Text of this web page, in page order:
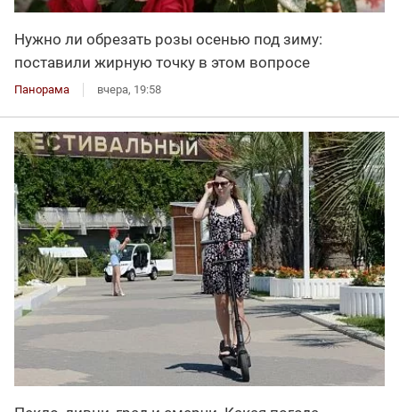
Нужно ли обрезать розы осенью под зиму:
поставили жирную точку в этом вопросе
Панорама вчера, 19:58